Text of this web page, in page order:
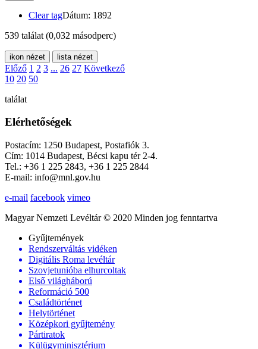
Clear tagDátum: 1892
539 találat (0,032 másodperc)
ikon nézet lista nézet
Előző 1 2 3 ... 26 27 Következő
10 20 50
találat
Elérhetőségek
Postacím: 1250 Budapest, Postafiók 3.
Cím: 1014 Budapest, Bécsi kapu tér 2-4.
Tel.: +36 1 225 2843, +36 1 225 2844
E-mail: info@mnl.gov.hu
e-mail facebook vimeo
Magyar Nemzeti Levéltár © 2020 Minden jog fenntartva
Gyűjtemények
Rendszerváltás vidéken
Digitális Roma levéltár
Szovjetunióba elhurcoltak
Első világháború
Reformáció 500
Családtörténet
Helytörténet
Középkori gyűjtemény
Pártiratok
Külügyminisztérium